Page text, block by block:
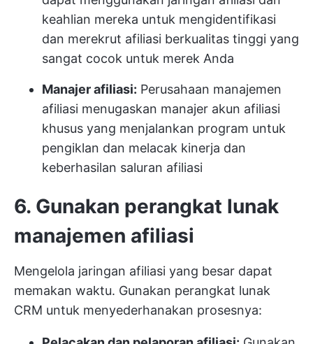
keahlian mereka untuk mengidentifikasi
dan merekrut afiliasi berkualitas tinggi yang
sangat cocok untuk merek Anda
Manajer afiliasi: Perusahaan manajemen
afiliasi menugaskan manajer akun afiliasi
khusus yang menjalankan program untuk
pengiklan dan melacak kinerja dan
keberhasilan saluran afiliasi
6. Gunakan perangkat lunak
manajemen afiliasi
Mengelola jaringan afiliasi yang besar dapat
memakan waktu. Gunakan perangkat lunak
CRM untuk menyederhanakan prosesnya: